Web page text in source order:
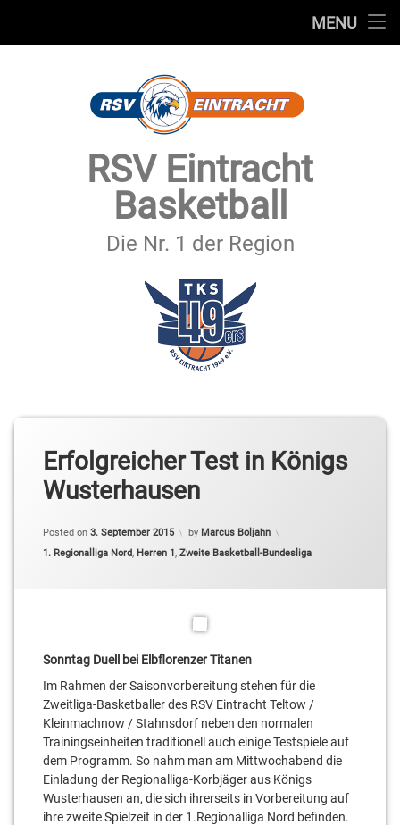
MENU
SECHSTER MANN
IMPRESSUM & DATENSCHUTZ
RSV Eintracht
Basketball
Die Nr. 1 der Region
Erfolgreicher Test in Königs
Wusterhausen
Posted on 3. September 2015 by Marcus Boljahn
Categories:
1. Regionalliga Nord, Herren 1, Zweite Basketball-Bundesliga
Sonntag Duell bei Elbflorenzer Titanen
Im Rahmen der Saisonvorbereitung stehen für die
Zweitliga-Basketballer des RSV Eintracht Teltow /
Kleinmachnow / Stahnsdorf neben den normalen
Trainingseinheiten traditionell auch einige Testspiele auf
dem Programm. So nahm man am Mittwochabend die
Einladung der Regionalliga-Korbjäger aus Königs
Wusterhausen an, die sich ihrerseits in Vorbereitung auf
ihre zweite Spielzeit in der 1.Regionalliga Nord befinden.